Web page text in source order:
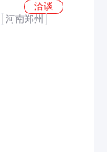
洽谈
河南郑州